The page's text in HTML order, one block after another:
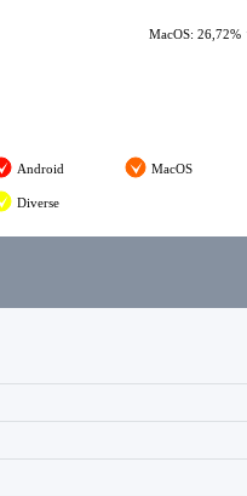
MacOS: 26,72%
Android MacOS
Diverse